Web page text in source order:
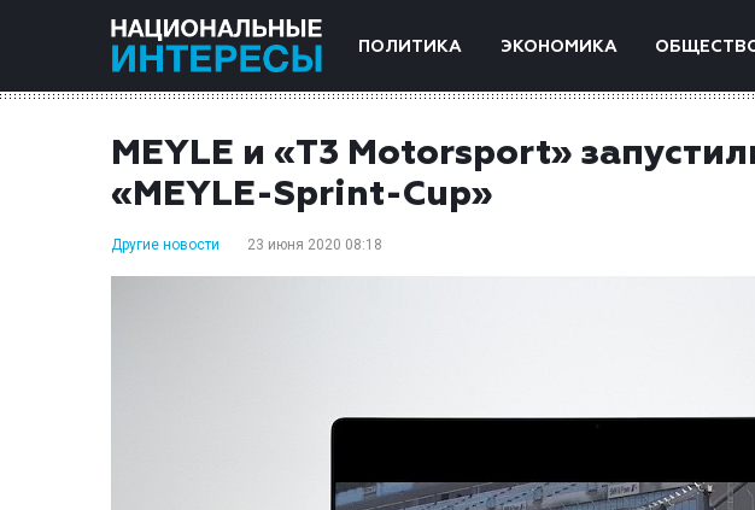
ПОЛИТИКА ЭКОНОМИКА
MEYLE и «T3 Motorsport»
«MEYLE-Sprint-Cup»
Другие новости 23 июня 2020 08:18